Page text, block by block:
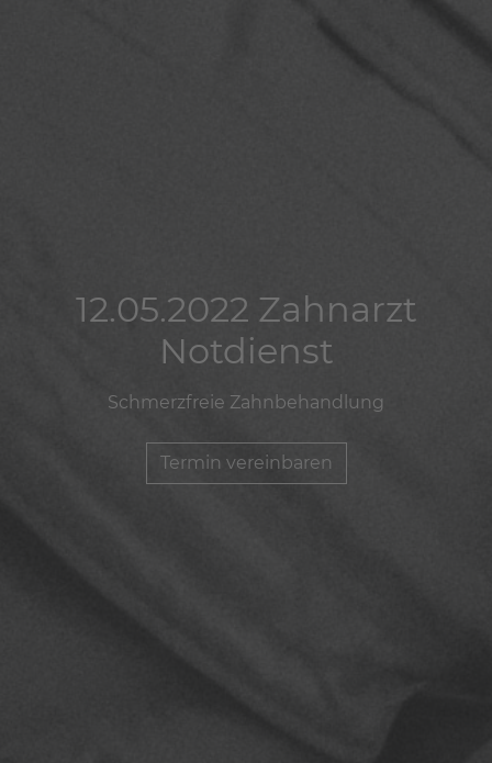
12.05.2022 Zahnarzt
Notdienst
Schmerzfreie Zahnbehandlung
Termin vereinbaren
12.05.2022 Zahnarzt
Notdienst
Schmerzfreie Zahnbehandlung
Termin vereinbaren
12.05.2022 Zahnarzt
Notdienst
Schmerzfreie Zahnbehandlung
Termin vereinbaren